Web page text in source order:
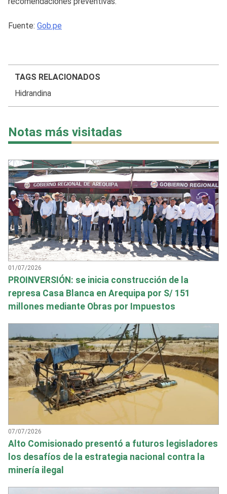
Fuente: Gob.pe
TAGS RELACIONADOS
Hidrandina
Notas más visitadas
01/07/2026
PROINVERSIÓN: se inicia construcción de la
represa Casa Blanca en Arequipa por S/ 151
millones mediante Obras por Impuestos
07/07/2026
Alto Comisionado presentó a futuros legisladores
los desafíos de la estrategia nacional contra la
minería ilegal